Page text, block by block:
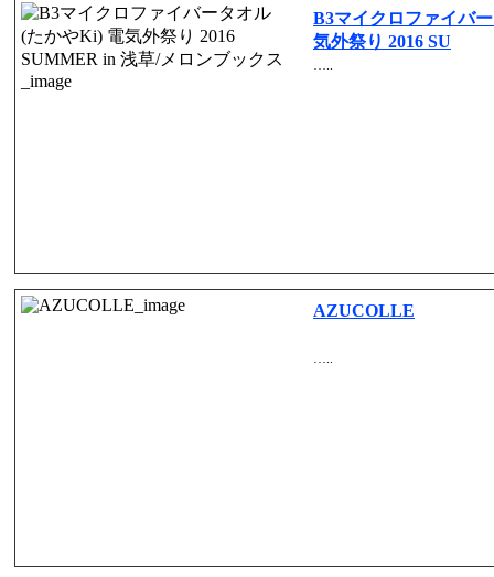
B3マイクロファイバ
気外祭り 2016 SU
…..
AZUCOLLE
…..